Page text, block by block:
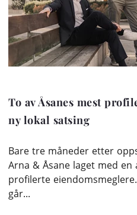
To av Åsanes mest
ny lokal satsing
Bare tre måneder etter
Arna & Åsane laget med en
profilerte
går...